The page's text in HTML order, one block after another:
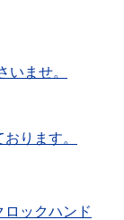
いませ。
ります。
ックハンド